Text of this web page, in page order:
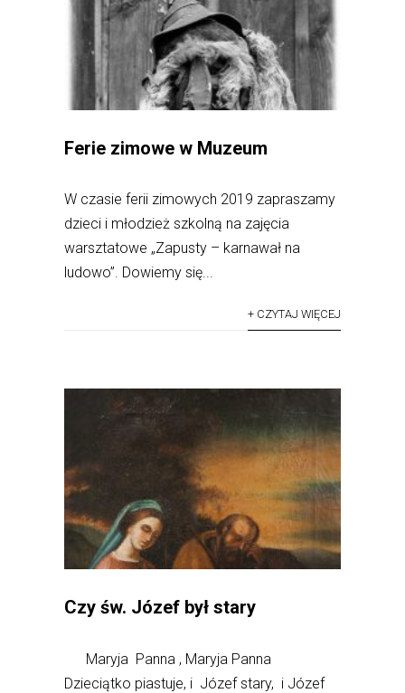
Ferie zimowe w Muzeum
W czasie ferii zimowych 2019 zapraszamy
dzieci i młodzież szkolną na zajęcia
warsztatowe „Zapusty – karnawał na
ludowo”. Dowiemy się...
+ CZYTAJ WIĘCEJ
Czy św. Józef był stary
Maryja Panna , Maryja Panna
Dzieciątko piastuje, i Józef stary, i Józef